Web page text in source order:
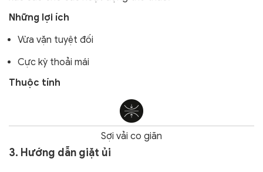
Những lợi ích
Vừa vặn tuyệt đối
Cực kỳ thoải mái
Thuộc tính
Sợi vải co giãn
3. Hướng dẫn giặt ủi